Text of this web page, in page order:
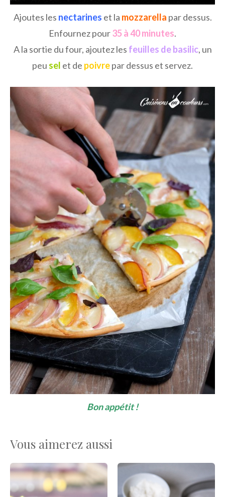
Ajoutes les nectarines et la mozzarella par dessus.
Enfournez pour35 à 40 minutes.
A la sortie du four, ajoutez les feuilles de basilic, un
peu sel et de poivrepar dessus et servez.
Bon appétit !
Vous aimerez aussi